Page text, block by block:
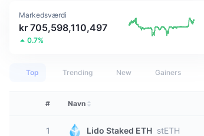
Markedsværdi
kr 705,598,110,497
0.7%
Top Trending New Gainers
# Navn
1 Lido Staked ETH stETH